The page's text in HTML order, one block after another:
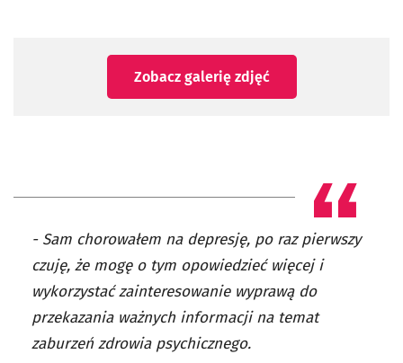
Zobacz galerię zdjęć
- Sam chorowałem na depresję, po raz pierwszy
czuję, że mogę o tym opowiedzieć więcej i
wykorzystać zainteresowanie wyprawą do
przekazania ważnych informacji na temat
zaburzeń zdrowia psychicznego.